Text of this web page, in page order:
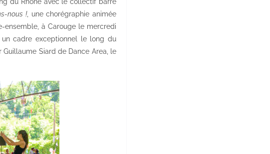
nous !, une chorégraphie animée
ensemble, à Carouge le mercredi
cadre exceptionnel le long du
Siard de Dance Area, le